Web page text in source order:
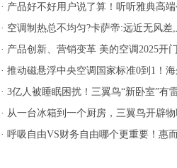
暑假‘净’一夏
· 产品好不好用户说了算！听听雅典高
调的反馈
· 空调制热总不均匀?卡萨帝:远近无风差
· 产品创新、营销变革 美的空调2025开
信号
· 推动磁悬浮中央空调国家标准0到1！
服务用户
· 3亿人被睡眠困扰！三翼鸟“新卧室”有
调，值得一试
· 从一台冰箱到一个厨房，三翼鸟开辟
量
· 呼吸自由VS财务自由哪个更重要！惠